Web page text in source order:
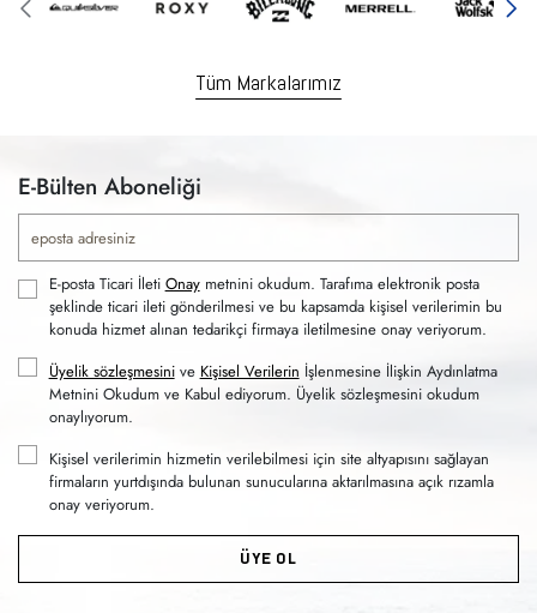
Tüm Markalarımız
E-Bülten Aboneliği
E-posta Ticari İleti Onaymetnini okudum. Tarafıma elektronik posta
şeklinde ticari ileti gönderilmesi ve bu kapsamda kişisel verilerimin bu
konuda hizmet alınan tedarikçi firmaya iletilmesine onay veriyorum.
Üyelik sözleşmesinive Kişisel Verilerin İşlenmesine İlişkin Aydınlatma
Metnini Okudum ve Kabul ediyorum. Üyelik sözleşmesini okudum
onaylıyorum.
Kişisel verilerimin hizmetin verilebilmesi için site altyapısını sağlayan
firmaların yurtdışında bulunan sunucularına aktarılmasına açık rızamla
onay veriyorum.
ÜYE OL